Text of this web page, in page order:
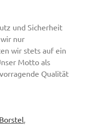
und Sicherheit
nur
wir stets auf ein
Motto als
Qualität
,